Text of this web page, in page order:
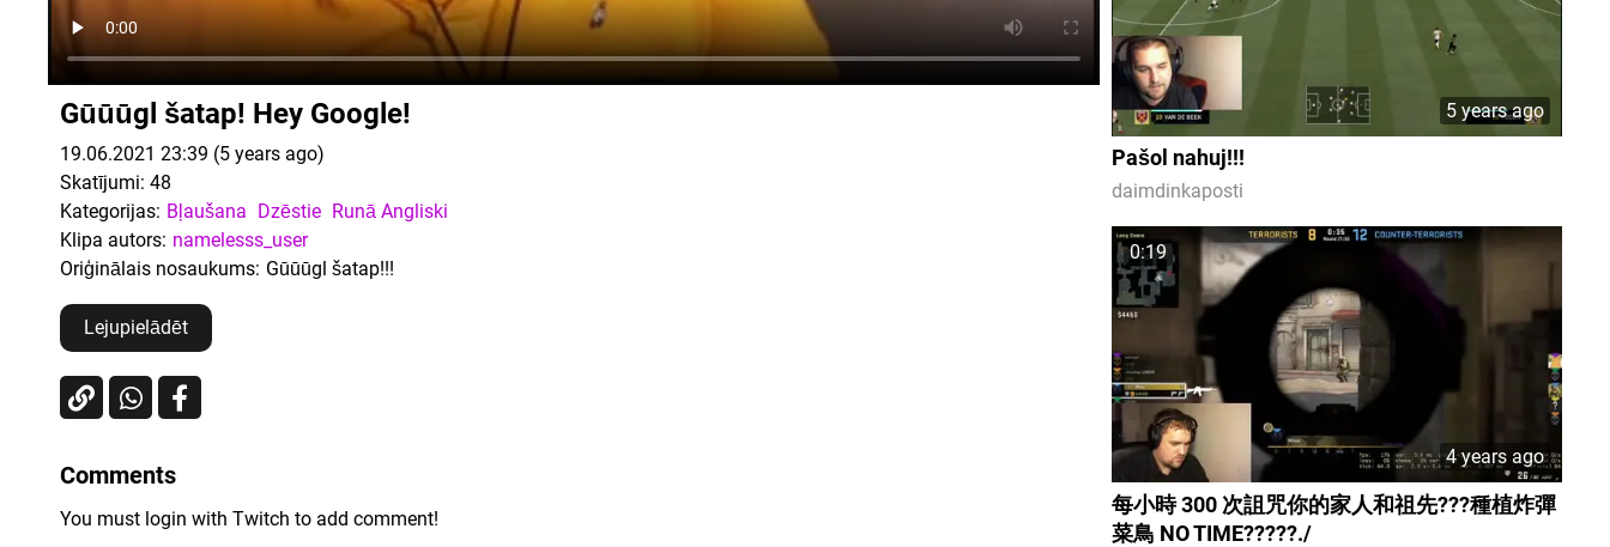
Gūūūgl šatap! Hey Google!
19.06.2021 23:39 (5 years ago)
Skatījumi: 48
Kategorijas: Bļaušana Dzēstie Runā Angliski
Klipa autors: namelesss_user
Oriģinālais nosaukums: Gūūūgl šatap!!!
Lejupielādēt
Comments
You must login with Twitch to add comment!
5 years ago
Pašol nahuj!!!
daimdinkaposti
0:19
4 years ago
每小時 300 次詛咒你的家人和祖先???種植炸彈
菜鳥 NO TIME?????./